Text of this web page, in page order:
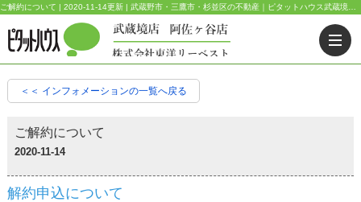
＜＜ インフォメーションの一覧へ戻る
ご解約について
2020-11-14
解約申込について